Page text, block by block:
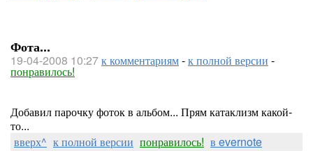
Фота...
19-04-2008 10:27к комментариям-к полной версии -
понравилось!
Добавил парочку фоток в альбом... Прям катаклизм какой-
то...
вверх^ к полной версии понравилось! в evernote